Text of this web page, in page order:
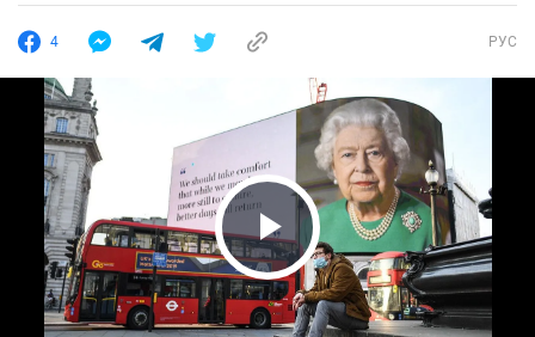
4 РУС
Play Video